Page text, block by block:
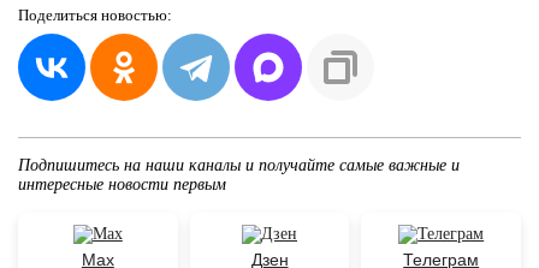
Поделиться новостью:
Подпишитесь на наши каналы и получайте самые важные и
интересные новости первым
Max Дзен Телеграм